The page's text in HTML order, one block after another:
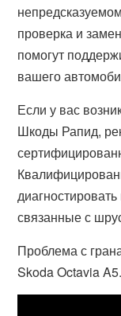
проверка и
помогут
вашего
Если у вас
Шкоды Рапид,
связанные с
Проблема с
Skoda Octavia A5.